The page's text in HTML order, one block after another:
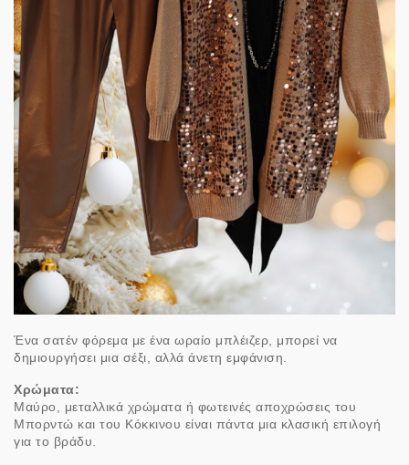
Ένα σατέν φόρεμα με ένα ωραίο μπλέιζερ, μπορεί να
δημιουργήσει μια σέξι, αλλά άνετη εμφάνιση.
Χρώματα:
Μαύρο, μεταλλικά χρώματα ή φωτεινές αποχρώσεις του
Μπορντώ και του Κόκκινου είναι πάντα μια κλασική επιλογή
για το βράδυ.